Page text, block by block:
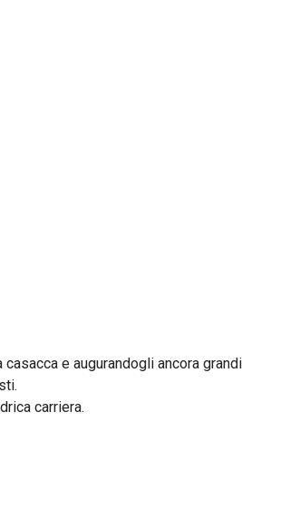
e augurandogli ancora grandi
carriera.